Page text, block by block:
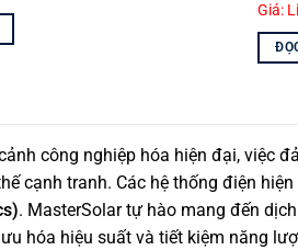
Giá:
công nghiệp hóa hiện đại, việc
cạnh tranh. Các hệ thống điện
. MasterSolar tự hào mang đến
hóa hiệu suất và tiết kiệm năng